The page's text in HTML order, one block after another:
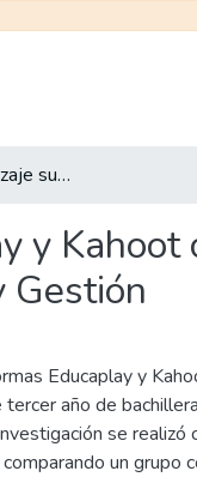
Analítica del aprendizaje sustentada en Educaplay y Kahoot como medios de enseñanza de la asignatura de Emprendimiento y Gestión
y Kahoot
Gestión
Educaplay y
año de
se realizó
un grupo